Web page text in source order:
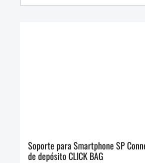
Soporte para Smartphone SP
de depósito CLICK BAG